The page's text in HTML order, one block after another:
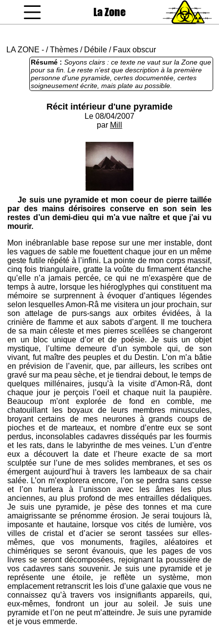
La Zone
LA ZONE - /Thèmes / Débile / Faux obscur
Résumé : Soyons clairs : ce texte ne vaut sur la Zone que
pour sa fin. Le reste n'est que description à la première
personne d'une pyramide, certes documentée, certes
soigneusement écrite, mais plate au possible.
Récit intérieur d'une pyramide
Le 08/04/2007
par Mill
Je suis une pyramide et mon coeur de pierre taillée
par des mains dérisoires conserve en son sein les
restes d’un demi-dieu qui m’a vue naître et que j’ai vu
mourir.
Mon inébranlable base repose sur une mer instable, dont
les vagues de sable me fouettent chaque jour en un même
geste futile répété à l’infini. La pointe de mon corps massif,
cinq fois triangulaire, gratte la voûte du firmament étanche
qu’elle n’a jamais percée, ce qui ne m’exaspère que de
temps à autre, lorsque les hiéroglyphes qui constituent ma
mémoire se surprennent à évoquer d’antiques légendes
selon lesquelles Amon-Râ me visitera un jour prochain, sur
son attelage de purs-sangs aux orbites évidées, à la
crinière de flamme et aux sabots d’argent. Il me touchera
de sa main céleste et mes pierres scellées se changeront
en un bloc unique d’or et de poésie. Je suis un objet
mystique, l’ultime demeure d’un symbole qui, de son
vivant, fut maître des peuples et du Destin. L’on m’a bâtie
en prévision de l’avenir, que, par ailleurs, les scribes ont
gravé sur ma peau sèche, et je tiendrai debout, le temps de
quelques millénaires, jusqu’à la visite d’Amon-Râ, dont
chaque jour je perçois l’oeil et chaque nuit la paupière.
Beaucoup m’ont explorée de fond en comble, me
chatouillant les boyaux de leurs membres minuscules,
broyant certains de mes neurones à grands coups de
pioches et de marteaux, et nombre d’entre eux se sont
perdus, inconsolables cadavres disséqués par les fourmis
et les rats, dans le labyrinthe de mes veines. L’un d’entre
eux a découvert la date et l’heure exacte de sa mort
sculptée sur l’une de mes solides membranes, et ses os
émergent aujourd’hui à travers les lambeaux de sa chair
salée. L’on m’explorera encore, l’on se perdra sans cesse
et l’on hurlera à l’unisson avec les âmes les plus
anciennes, au plus profond de mes entrailles dédaliques.
Je suis une pyramide, je pèse des tonnes et ma cure
amaigrissante se prénomme érosion. Je serai toujours là,
imposante et hautaine, lorsque vos cités de lumière, vos
villes de cristal et d’acier se seront tassées sur elles-
mêmes, que vos monuments, fragiles, aléatoires et
chimériques se seront évanouis, que les pages de vos
livres se seront décomposées, rejoignant la poussière de
vos cadavres sans souvenir. Je suis une pyramide et je
représente une étoile, je reflète un système, mon
emplacement retranscrit les lois d’une galaxie que vous ne
connaissez qu’à travers vos insignifiants appareils, qui,
eux-mêmes, fondront un jour au soleil. Je suis une
pyramide et l’on ne peut m’atteindre. Je suis une pyramide
et je vous emmerde.